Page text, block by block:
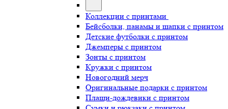
Коллекции с принтами
Бейсболки, панамы и шапки с принтом
Детские футболки с принтом
Джемперы с принтом
Зонты с принтом
Кружки с принтом
Новогодний мерч
Оригинальные подарки с принтом
Плащи-дождевики с принтом